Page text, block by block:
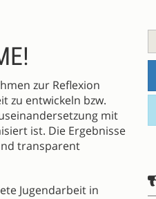
zur Reflexion
zu entwickeln bzw.
mit
ist. Die Ergebnisse
transparent
Jugendarbeit in